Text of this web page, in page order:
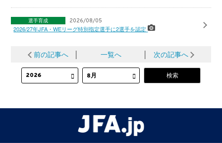
選手育成 2026/08/05
2026/27年JFA・WEリーグ特別指定選手に2選手を認定
前の記事へ 一覧へ 次の記事へ